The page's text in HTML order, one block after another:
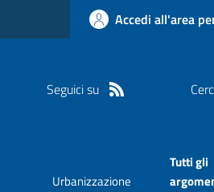
Accedi all'area
Seguici su
Urbanizzazione
Tutti gli